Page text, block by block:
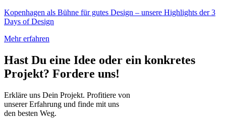
Kopenhagen als Bühne für gutes Design – unsere Highlights der 3
Days of Design
Mehr erfahren
Hast Du eine Idee oder ein konkretes
Projekt? Fordere uns!
Erkläre uns Dein Projekt. Profitiere von
unserer Erfahrung und finde mit uns
den besten Weg.